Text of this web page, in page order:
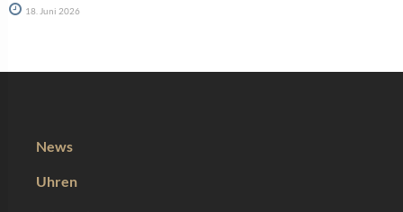
18. Juni 2026
News
Uhren